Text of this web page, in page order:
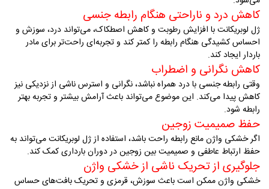
کاهش درد و ناراحتی هنگام رابطه جنسی
ژل لوبریکانت با افزایش رطوبت و کاهش اصطکاک، می‌تواند درد، سوزش و
احساس کشیدگی هنگام رابطه را کمتر کند و تجربه‌ای راحت‌تر برای مادر
باردار ایجاد کند.
کاهش نگرانی و اضطراب
وقتی رابطه جنسی با درد همراه نباشد، نگرانی و استرس ناشی از نزدیکی نیز
کاهش پیدا می‌کند. این موضوع می‌تواند باعث آرامش بیشتر و تجربه بهتر
رابطه شود.
حفظ صمیمیت زوجین
اگر خشکی واژن مانع رابطه راحت باشد، استفاده از ژل لوبریکانت می‌تواند به
حفظ ارتباط عاطفی و صمیمیت بین زوجین در دوران بارداری کمک کند.
جلوگیری از تحریک ناشی از خشکی واژن
خشکی واژن ممکن است باعث سوزش، قرمزی و تحریک بافت‌های حساس